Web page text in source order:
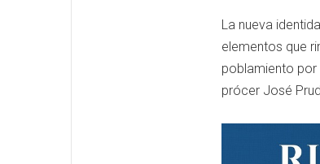
La nueva
elementos que
poblamiento por
prócer José